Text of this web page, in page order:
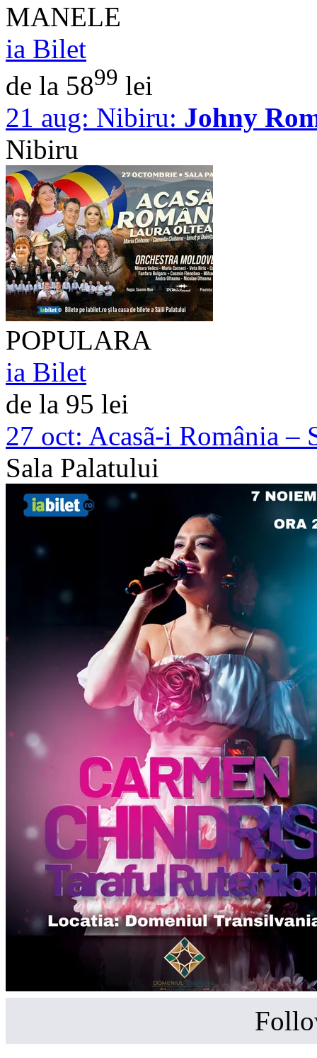
MANELE
ia Bilet
de la 5899 lei
21 aug: Nibiru: Johny
Nibiru
POPULARA
ia Bilet
de la 95 lei
27 oct: Acasã-i România –
Sala Palatului